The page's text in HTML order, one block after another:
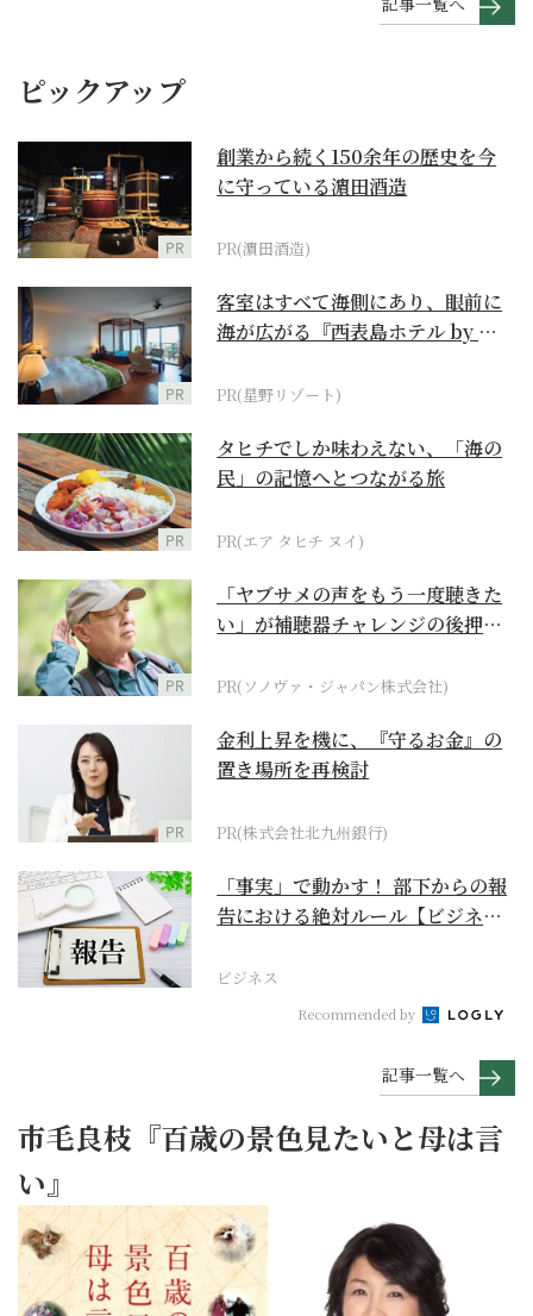
ピックアップ
PR
創業から続く150余年の歴史を今
に守っている濵田酒造
PR(濵田酒造)
PR
客室はすべて海側にあり、眼前に
海が広がる『西表島ホテル by 星
PR(星野リゾート)
PR
タヒチでしか味わえない、「海の
民」の記憶へとつながる旅
PR(エア タヒチ ヌイ)
PR
「ヤブサメの声をもう一度聴きた
い」が補聴器チャレンジの後押し
PR(ソノヴァ・ジャパン株式会社)
PR
金利上昇を機に、『守るお金』の
置き場所を再検討
PR(株式会社北九州銀行)
「事実」で動かす！ 部下からの報
告における絶対ルール【ビジネス
ビジネス
Recommended by
記事一覧へ
市毛良枝『百歳の景色見たいと母は言
い』